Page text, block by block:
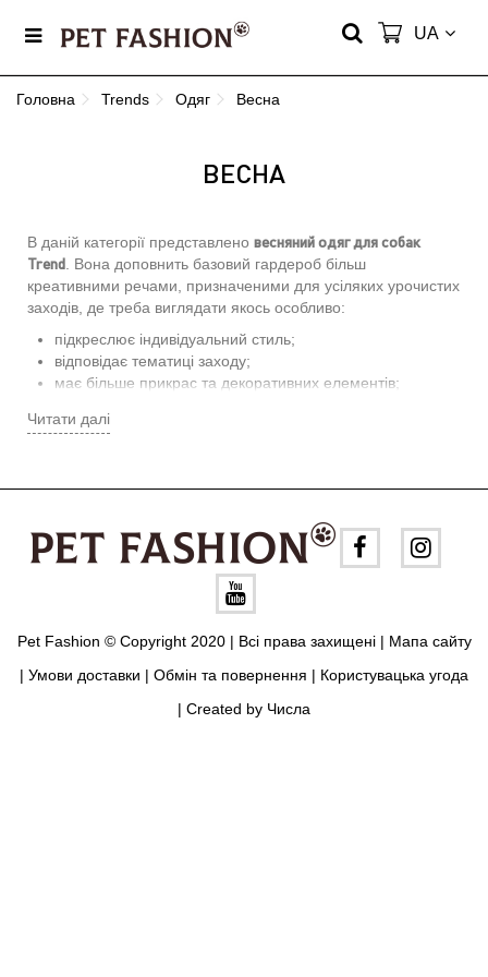
UA
Головна Trends Одяг Весна
ВЕСНА
В даній категорії представлено весняний одяг для собак
Trend . Вона доповнить базовий гардероб більш
креативними речами, призначеними для усіляких урочистих
заходів, де треба виглядати якось особливо:
підкреслює індивідуальний стиль;
відповідає тематиці заходу;
має більше прикрас та декоративних елементів;
при цьому відповідає погодним умовам.
привертати увагу до улюбленця. Для любителів епатажу так
само креативно й незвичайно може виглядати і
повсякденний одяг для собак.
Читати далі
Pet Fashion © Copyright 2020 | Всі права захищені | Мапа сайту
| Умови доставки | Обмін та повернення | Користувацька угода
| Created by Числа